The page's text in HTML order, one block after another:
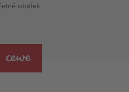
obálek